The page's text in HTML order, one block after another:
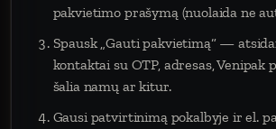
pakvietimo prašymą (nuolaida ne
Spausk „Gauti pakvietimą“ —
kontaktai su OTP, adresas, Venipak
šalia namų ar kitur.
Gausi patvirtinimą pokalbyje ir el.